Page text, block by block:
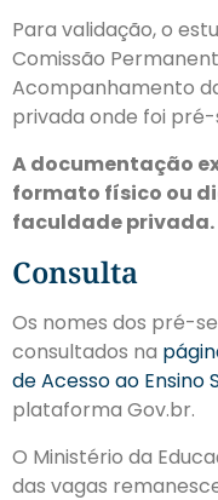
Para validação, o
Comissão
Acompanhamento
privada onde foi
A documentação
formato físico ou
faculdade privada.
Consulta
Os nomes dos pré-
consultados na
de Acesso ao Ensino
plataforma Gov.br.
O Ministério da
das vagas